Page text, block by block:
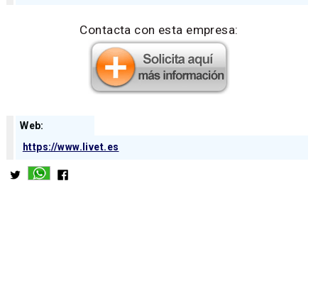
Contacta con esta empresa:
Web:
https://www.livet.es